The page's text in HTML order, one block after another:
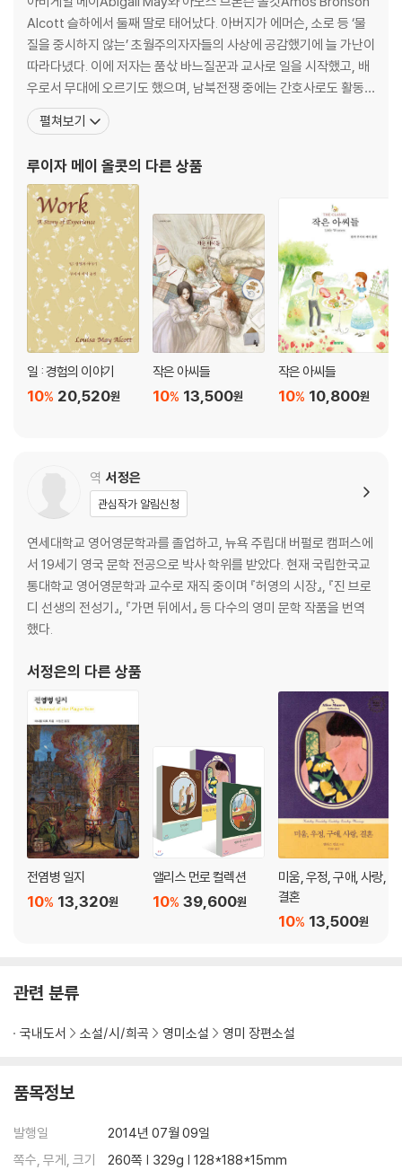
Alcott 슬하에서 둘째 딸로 태어났다. 아버지가 에머슨, 소로 등 ‘물
질을 중시하지 않는’ 초월주의자자들의 사상에 공감했기에 늘 가난이
따라다녔다. 이에 저자는 품삯 바느질꾼과 교사로 일을 시작했고, 배
우로서 무대에 오르기도 했으며, 남북전쟁 중에는 간호사로도 활동
했다. 어린 나이에 글을 쓰기 시작해서 17세가 되던 1849년 첫 소설
을 완성했는데, 생전에는 출간되지 않았다. 20대가 시작되면서부터
아 발표했다. 그러다가 1868년 한
펼쳐보기
루이자 메이 올콧의 다른 상품
일 : 경험의 이야기
20,520원
10%
작은 아씨들
13,500원
10%
작은 아씨들
10,800원
10%
역 서정은
관심작가 알림신청
연세대학교 영어영문학과를 졸업하고, 뉴욕 주립대 버펄로 캠퍼스에
서 19세기 영국 문학 전공으로 박사 학위를 받았다. 현재 국립한국교
통대학교 영어영문학과 교수로 재직 중이며 『허영의 시장』, 『진 브로
디 선생의 전성기』, 『가면 뒤에서』 등 다수의 영미 문학 작품을 번역
했다.
서정은의 다른 상품
전염병 일지
13,320원
10%
앨리스 먼로 컬렉션
39,600원
10%
미움, 우정, 구애, 사랑,
결혼
13,500원
10%
관련 분류
국내도서 소설/시/희곡 영미소설 영미 장편소설
품목정보
발행일
2014년 07월 09일
쪽수, 무게, 크기
260쪽 | 329g | 128*188*15mm